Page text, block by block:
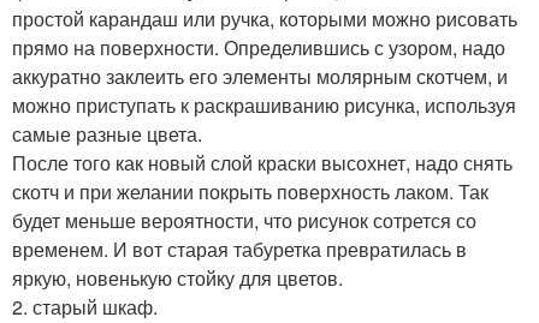
простой карандаш или ручка, которыми можно рисовать
прямо на поверхности. Определившись с узором, надо
аккуратно заклеить его элементы молярным скотчем, и
можно приступать к раскрашиванию рисунка, используя
самые разные цвета.
После того как новый слой краски высохнет, надо снять
скотч и при желании покрыть поверхность лаком. Так
будет меньше вероятности, что рисунок сотрется со
временем. И вот старая табуретка превратилась в
яркую, новенькую стойку для цветов.
2. старый шкаф.